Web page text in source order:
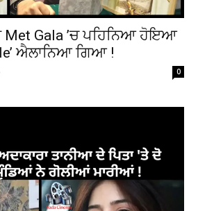
Met Gala ’ਚ ਪਹਿਨਿਆ ਹੋਇਆ
ਐਲਾਨਿਆ ਗਿਆ !
0